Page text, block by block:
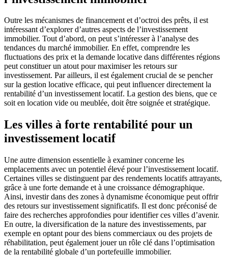
Outre les mécanismes de financement et d’octroi des prêts, il est
intéressant d’explorer d’autres aspects de l’investissement
immobilier. Tout d’abord, on peut s’intéresser à l’analyse des
tendances du marché immobilier. En effet, comprendre les
fluctuations des prix et la demande locative dans différentes régions
peut constituer un atout pour maximiser les retours sur
investissement. Par ailleurs, il est également crucial de se pencher
sur la gestion locative efficace, qui peut influencer directement la
rentabilité d’un investissement locatif. La gestion des biens, que ce
soit en location vide ou meublée, doit être soignée et stratégique.
Les villes à forte rentabilité pour un
investissement locatif
Une autre dimension essentielle à examiner concerne les
emplacements avec un potentiel élevé pour l’investissement locatif.
Certaines villes se distinguent par des rendements locatifs attrayants,
grâce à une forte demande et à une croissance démographique.
Ainsi, investir dans des zones à dynamisme économique peut offrir
des retours sur investissement significatifs. Il est donc préconisé de
faire des recherches approfondies pour identifier ces villes d’avenir.
En outre, la diversification de la nature des investissements, par
exemple en optant pour des biens commerciaux ou des projets de
réhabilitation, peut également jouer un rôle clé dans l’optimisation
de la rentabilité globale d’un portefeuille immobilier.